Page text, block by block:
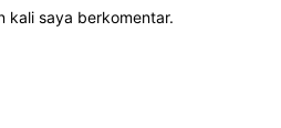
kali saya berkomentar.